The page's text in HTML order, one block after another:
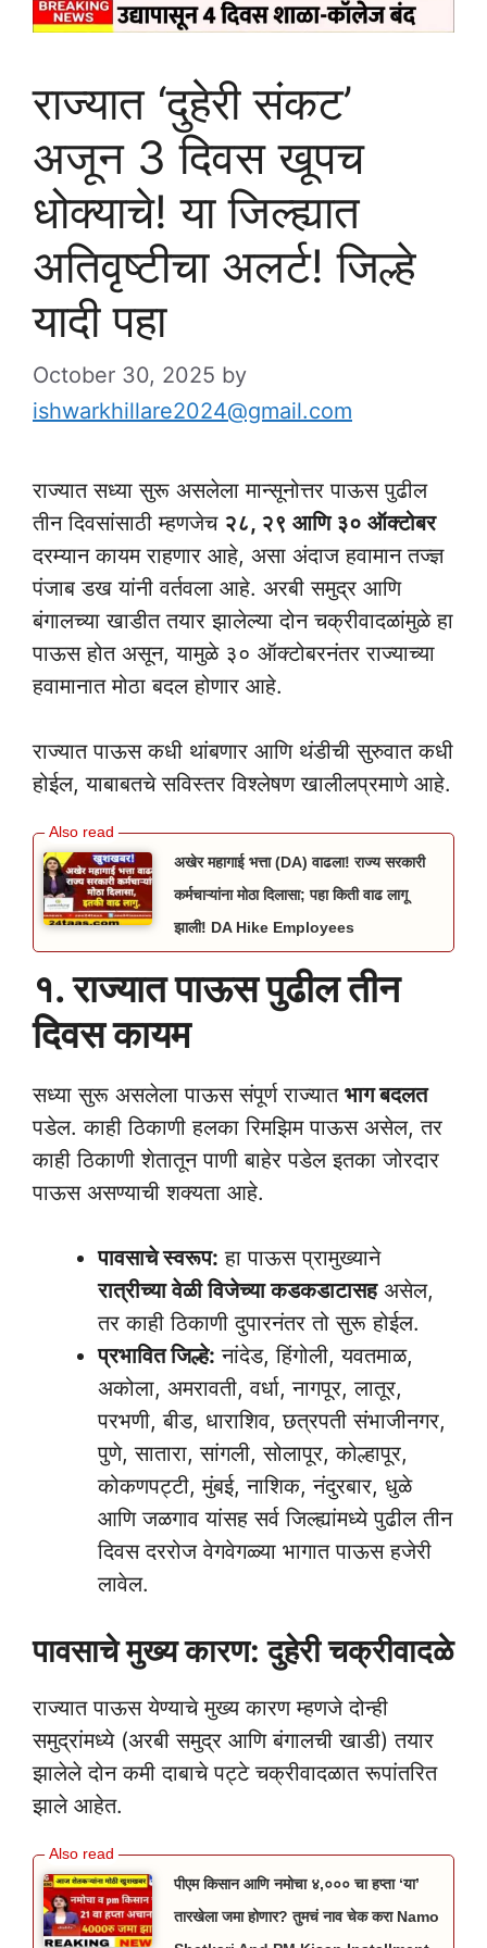
राज्यात ‘दुहेरी संकट’
अजून 3 दिवस खूपच
धोक्याचे! या जिल्ह्यात
अतिवृष्टीचा अलर्ट! जिल्हे
यादी पहा
October 30, 2025 by
ishwarkhillare2024@gmail.com
राज्यात सध्या सुरू असलेला मान्सूनोत्तर पाऊस पुढील
तीन दिवसांसाठी म्हणजेच २८, २९ आणि ३० ऑक्टोबर
दरम्यान कायम राहणार आहे, असा अंदाज हवामान तज्ज्ञ
पंजाब डख यांनी वर्तवला आहे. अरबी समुद्र आणि
बंगालच्या खाडीत तयार झालेल्या दोन चक्रीवादळांमुळे हा
पाऊस होत असून, यामुळे ३० ऑक्टोबरनंतर राज्याच्या
हवामानात मोठा बदल होणार आहे.
राज्यात पाऊस कधी थांबणार आणि थंडीची सुरुवात कधी
होईल, याबाबतचे सविस्तर विश्लेषण खालीलप्रमाणे आहे.
अखेर महागाई भत्ता (DA) वाढला! राज्य सरकारी
कर्मचाऱ्यांना मोठा दिलासा; पहा किती वाढ लागू
झाली! DA Hike Employees
१. राज्यात पाऊस पुढील तीन
दिवस कायम
सध्या सुरू असलेला पाऊस संपूर्ण राज्यात भाग बदलत
पडेल. काही ठिकाणी हलका रिमझिम पाऊस असेल, तर
काही ठिकाणी शेतातून पाणी बाहेर पडेल इतका जोरदार
पाऊस असण्याची शक्यता आहे.
पावसाचे स्वरूप: हा पाऊस प्रामुख्याने
रात्रीच्या वेळी विजेच्या कडकडाटासहअसेल,
तर काही ठिकाणी दुपारनंतर तो सुरू होईल.
प्रभावित जिल्हे: नांदेड, हिंगोली, यवतमाळ,
अकोला, अमरावती, वर्धा, नागपूर, लातूर,
परभणी, बीड, धाराशिव, छत्रपती संभाजीनगर,
पुणे, सातारा, सांगली, सोलापूर, कोल्हापूर,
कोकणपट्टी, मुंबई, नाशिक, नंदुरबार, धुळे
आणि जळगाव यांसह सर्व जिल्ह्यांमध्ये पुढील तीन
दिवस दररोज वेगवेगळ्या भागात पाऊस हजेरी
लावेल.
पावसाचे मुख्य कारण: दुहेरी चक्रीवादळे
राज्यात पाऊस येण्याचे मुख्य कारण म्हणजे दोन्ही
समुद्रांमध्ये (अरबी समुद्र आणि बंगालची खाडी) तयार
झालेले दोन कमी दाबाचे पट्टे चक्रीवादळात रूपांतरित
झाले आहेत.
पीएम किसान आणि नमोचा ४,००० चा हप्ता ‘या’
तारखेला जमा होणार? तुमचं नाव चेक करा Namo